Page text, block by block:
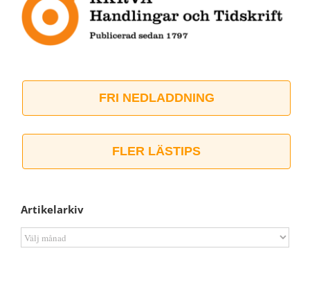
FRI NEDLADDNING
FLER LÄSTIPS
Artikelarkiv
Artikelarkiv